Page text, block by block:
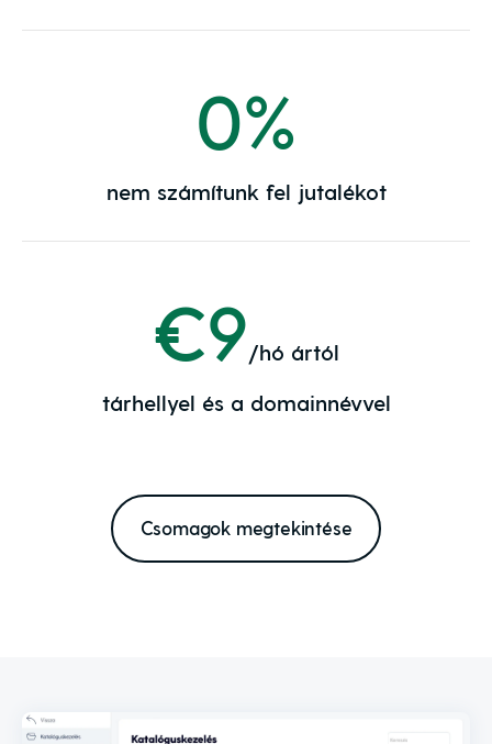
0%
nem számítunk fel jutalékot
€9/hó ártól
tárhellyel és a domainnévvel
Csomagok megtekintése